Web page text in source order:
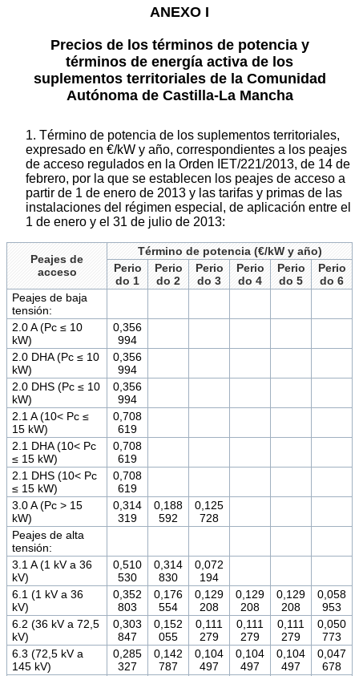
ANEXO I
Precios de los términos de potencia y
términos de energía activa de los
suplementos territoriales de la Comunidad
Autónoma de Castilla-La Mancha
1. Término de potencia de los suplementos territoriales,
expresado en €/kW y año, correspondientes a los peajes
de acceso regulados en la Orden IET/221/2013, de 14 de
febrero, por la que se establecen los peajes de acceso a
partir de 1 de enero de 2013 y las tarifas y primas de las
instalaciones del régimen especial, de aplicación entre el
1 de enero y el 31 de julio de 2013:
Peajes de
acceso
Término de potencia (€/kW y año)
Perio
do 1
Perio
do 2
Perio
do 3
Perio
do 4
Perio
do 5
Perio
do 6
Peajes de baja
tensión:
2.0 A (Pc ≤ 10
kW)
0,356
994
2.0 DHA (Pc ≤ 10
kW)
0,356
994
2.0 DHS (Pc ≤ 10
kW)
0,356
994
2.1 A (10< Pc ≤
15 kW)
0,708
619
2.1 DHA (10< Pc
≤ 15 kW)
0,708
619
2.1 DHS (10< Pc
≤ 15 kW)
0,708
619
3.0 A (Pc > 15
kW)
0,314
319
0,188
592
0,125
728
Peajes de alta
tensión:
3.1 A (1 kV a 36
kV)
0,510
530
0,314
830
0,072
194
6.1 (1 kV a 36
kV)
0,352
803
0,176
554
0,129
208
0,129
208
0,129
208
0,058
953
6.2 (36 kV a 72,5
kV)
0,303
847
0,152
055
0,111
279
0,111
279
0,111
279
0,050
773
6.3 (72,5 kV a
145 kV)
0,285
327
0,142
787
0,104
497
0,104
497
0,104
497
0,047
678